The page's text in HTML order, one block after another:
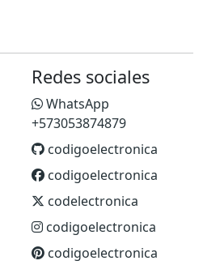
Redes sociales
WhatsApp
+573053874879
codigoelectronica
codigoelectronica
codelectronica
codigoelectronica
codigoelectronica